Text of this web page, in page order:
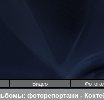
Видео
: фоторепортажи -